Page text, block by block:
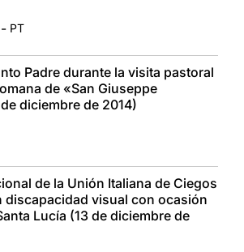
- PT
Padre durante la visita pastoral
de «San Giuseppe
diciembre de 2014)
de la Unión Italiana de Ciegos
discapacidad visual con ocasión
Lucía (13 de diciembre de